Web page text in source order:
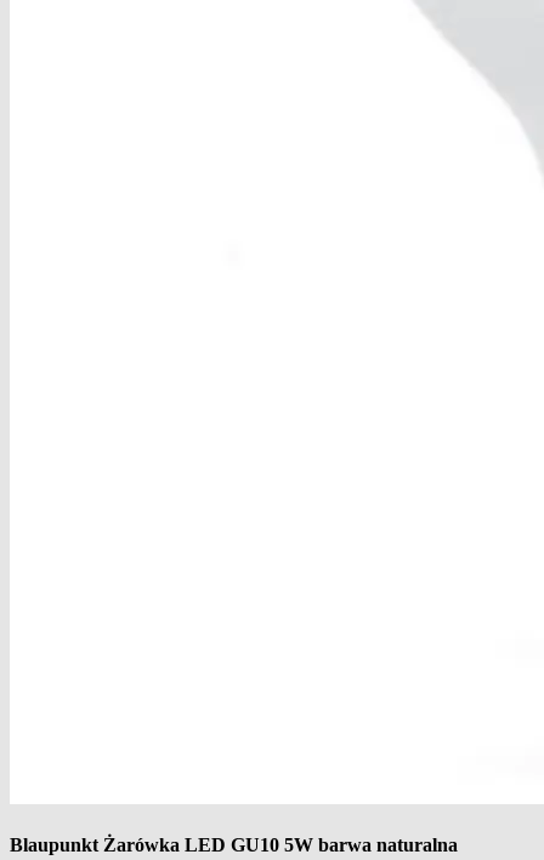
Blaupunkt Żarówka LED GU10 5W barwa naturalna